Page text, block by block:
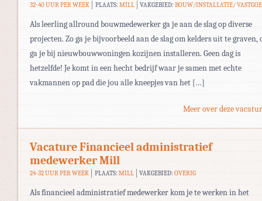
32-40 UUR PER WEEK PLAATS: MILL VAKGEBIED:BOUW/INSTALLATIE/
Als leerling allround bouwmedewerker ga je aan de slag op diverse
projecten. Zo ga je bijvoorbeeld aan de slag om kelders uit te graven,
ga je bij nieuwbouwwoningen kozijnen installeren. Geen dag is
hetzelfde! Je komt in een hecht bedrijf waar je samen met echte
vakmannen op pad die jou alle kneepjes van het […]
Meer over deze
Vacature Financieel administratief
medewerker Mill
24-32 UUR PER WEEK PLAATS: MILL VAKGEBIED:OVERIG
Als financieel administratief medewerker kom je te werken in het